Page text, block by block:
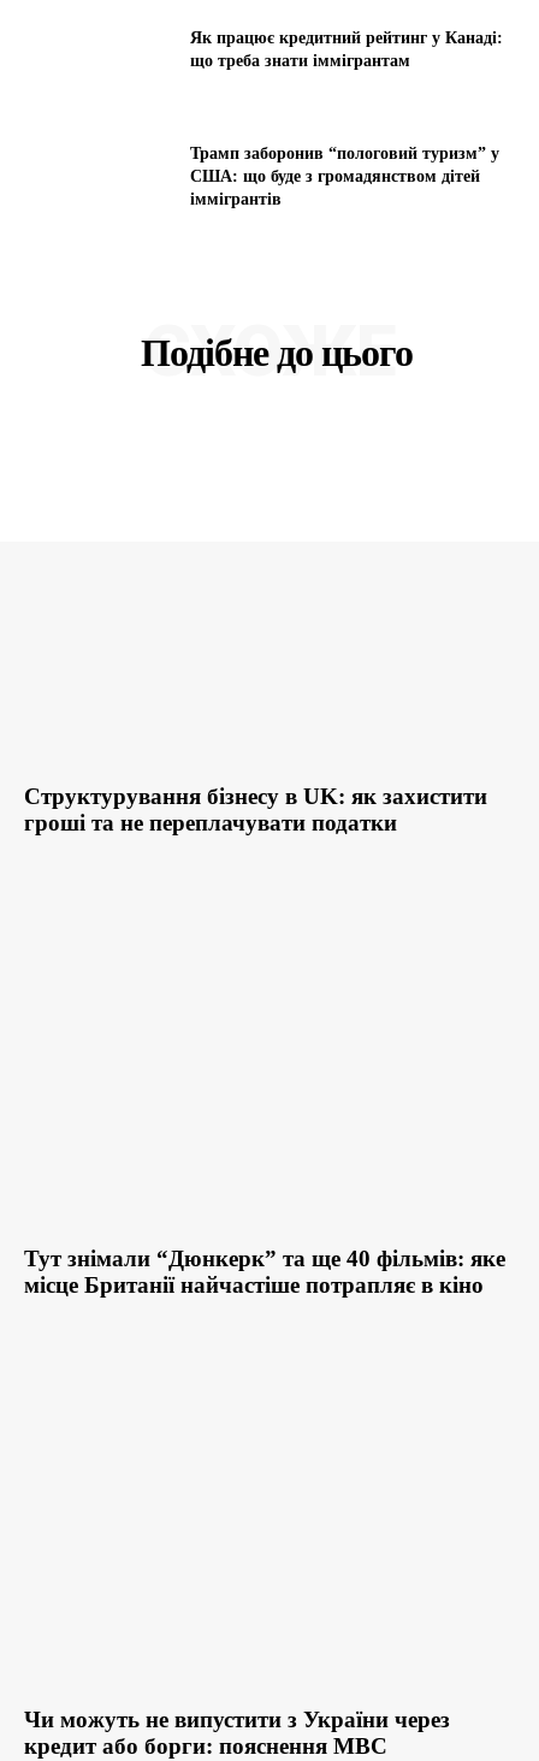
Як працює кредитний рейтинг у Канаді:
що треба знати іммігрантам
Трамп заборонив “пологовий туризм” у
США: що буде з громадянством дітей
іммігрантів
Подібне до цього
СХОЖЕ
Структурування бізнесу в UK: як захистити
гроші та не переплачувати податки
Тут знімали “Дюнкерк” та ще 40 фільмів: яке
місце Британії найчастіше потрапляє в кіно
Чи можуть не випустити з України через
кредит або борги: пояснення МВС